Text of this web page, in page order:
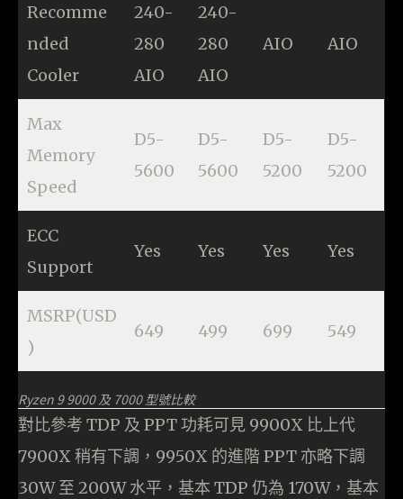
Recomme
nded
Cooler
240-
280
AIO
240-
280
AIO
AIO AIO
Max
Memory
Speed
D5-
5600
D5-
5600
D5-
5200
D5-
5200
ECC
Support
Yes Yes Yes Yes
MSRP(USD
)
649 499 699 549
Ryzen 9 9000 及 7000 型號比較
對比參考 TDP 及 PPT 功耗可見 9900X 比上代
7900X 稍有下調，9950X 的進階 PPT 亦略下調
30W 至 200W 水平，基本 TDP 仍為 170W，基本